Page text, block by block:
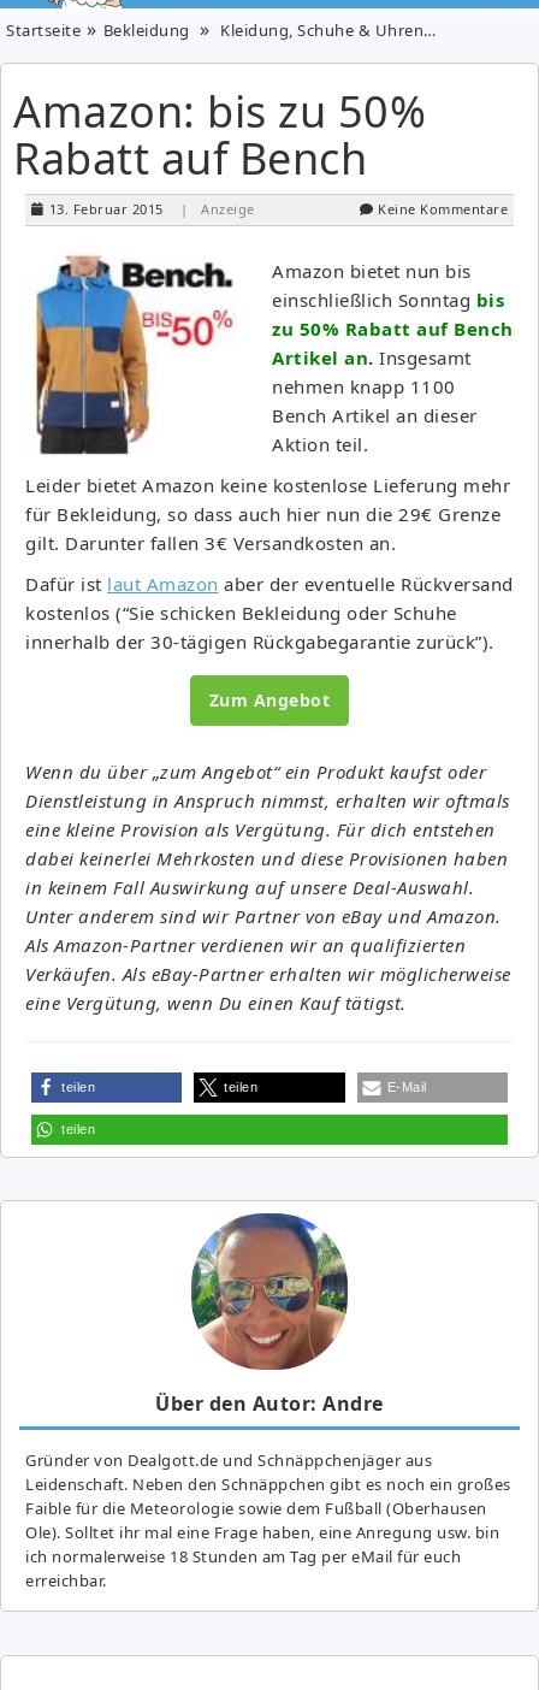
Startseite Bekleidung Kleidung, Schuhe & Uhren
Amazon: bis zu 50%
Rabatt auf Bench
13. Februar 2015 | Anzeige Keine Kommentare
Amazon bietet nun bis
einschließlich Sonntag bis
zu 50% Rabatt auf Bench
Artikel an. Insgesamt
nehmen knapp 1100
Bench Artikel an dieser
Aktion teil.
Leider bietet Amazon keine kostenlose Lieferung mehr
für Bekleidung, so dass auch hier nun die 29€ Grenze
gilt. Darunter fallen 3€ Versandkosten an.
Dafür ist laut Amazon aber der eventuelle Rückversand
kostenlos (“Sie schicken Bekleidung oder Schuhe
innerhalb der 30-tägigen Rückgabegarantie zurück”).
Zum Angebot
Wenn du über „zum Angebot“ ein Produkt kaufst oder
Dienstleistung in Anspruch nimmst, erhalten wir oftmals
eine kleine Provision als Vergütung. Für dich entstehen
dabei keinerlei Mehrkosten und diese Provisionen haben
in keinem Fall Auswirkung auf unsere Deal-Auswahl.
Unter anderem sind wir Partner von eBay und Amazon.
Als Amazon-Partner verdienen wir an qualifizierten
Verkäufen. Als eBay-Partner erhalten wir möglicherweise
eine Vergütung, wenn Du einen Kauf tätigst.
teilen teilen E-Mail
teilen
Über den Autor: Andre
Gründer von Dealgott.de und Schnäppchenjäger aus
Leidenschaft. Neben den Schnäppchen gibt es noch ein großes
Fai­ble für die Meteorologie sowie dem Fußball (Oberhausen
Ole). Solltet ihr mal eine Frage haben, eine Anregung usw. bin
ich normalerweise 18 Stunden am Tag per eMail für euch
erreichbar.